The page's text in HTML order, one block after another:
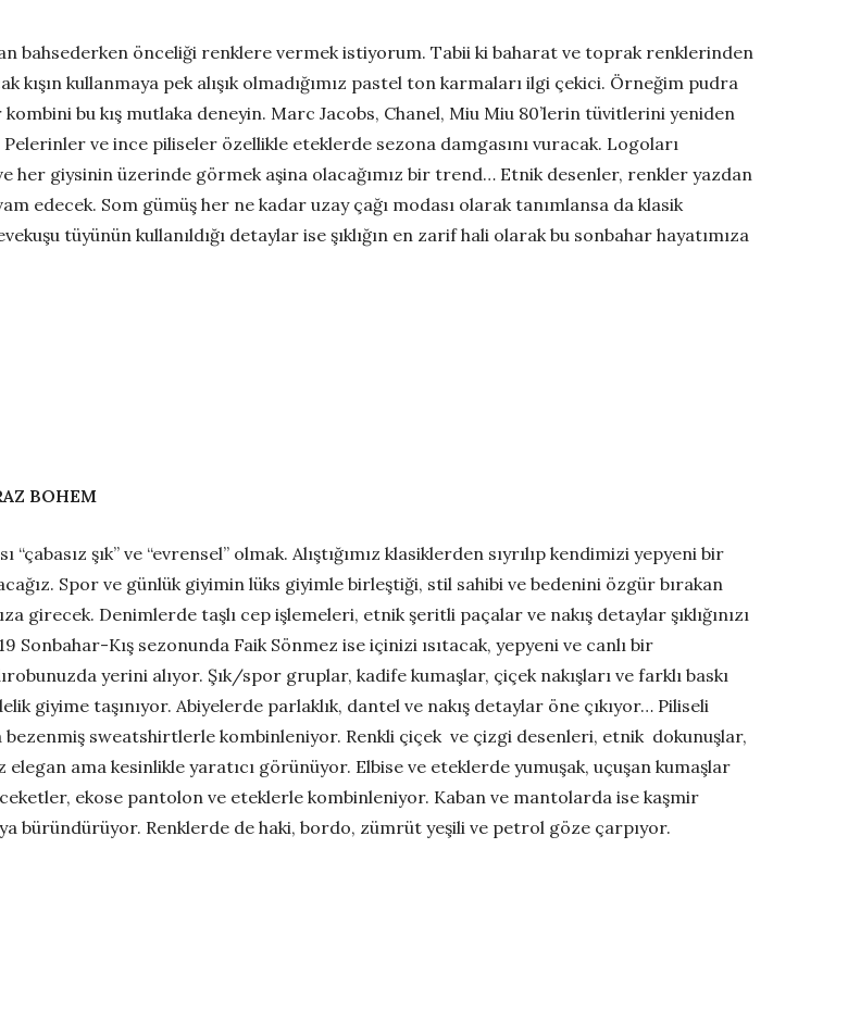
bahsederken önceliği renklere vermek istiyorum. Tabii ki baharat ve toprak renklerinden
kışın kullanmaya pek alışık olmadığımız pastel ton karmaları ilgi çekici. Örneğim pudra
kombini bu kış mutlaka deneyin. Marc Jacobs, Chanel, Miu Miu 80’lerin tüvitlerini yeniden
Pelerinler ve ince piliseler özellikle eteklerde sezona damgasını vuracak. Logoları
her giysinin üzerinde görmek aşina olacağımız bir trend… Etnik desenler, renkler yazdan
edecek. Som gümüş her ne kadar uzay çağı modası olarak tanımlansa da klasik
tüyünün kullanıldığı detaylar ise şıklığın en zarif hali olarak bu sonbahar hayatımıza
BOHEM
“çabasız şık” ve “evrensel” olmak. Alıştığımız klasiklerden sıyrılıp kendimizi yepyeni bir
Spor ve günlük giyimin lüks giyimle birleştiği, stil sahibi ve bedenini özgür bırakan
girecek. Denimlerde taşlı cep işlemeleri, etnik şeritli paçalar ve nakış detaylar şıklığınızı
Sonbahar-Kış sezonunda Faik Sönmez ise içinizi ısıtacak, yepyeni ve canlı bir
yerini alıyor. Şık/spor gruplar, kadife kumaşlar, çiçek nakışları ve farklı baskı
giyime taşınıyor. Abiyelerde parlaklık, dantel ve nakış detaylar öne çıkıyor… Piliseli
bezenmiş sweatshirtlerle kombinleniyor. Renkli çiçek ve çizgi desenleri, etnik dokunuşlar,
ama kesinlikle yaratıcı görünüyor. Elbise ve eteklerde yumuşak, uçuşan kumaşlar
ekose pantolon ve eteklerle kombinleniyor. Kaban ve mantolarda ise kaşmir
büründürüyor. Renklerde de haki, bordo, zümrüt yeşili ve petrol göze çarpıyor.